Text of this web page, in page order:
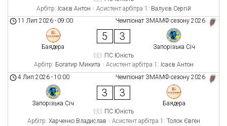
Арбітр: Ісаєв Антон Асистент арбітра 1: Валуєв Сергій
Чемпіонат ЗМАМФ сезону 2026
11 Лип 2026 - 09:00
Баядера
5 3
Запорізька Січ
ПС Юність
Арбітр: Богатир Микита Асистент арбітра 1: Ісаєв Антон
Чемпіонат ЗМАМФ сезону 2026
4 Лип 2026 -10:00
Запорізька Січ
3 3
Баядера
ПС Юність
Арбітр: Харченко Владислав Асистент арбітра 1: Толок Євген